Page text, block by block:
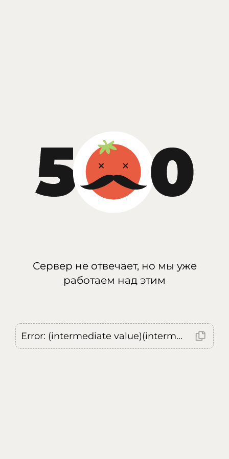
Сервер не отвечает, но мы уже
работаем над этим
Error: (intermediate value)(intermediate value)(intermediate value).replaceAll is not a function